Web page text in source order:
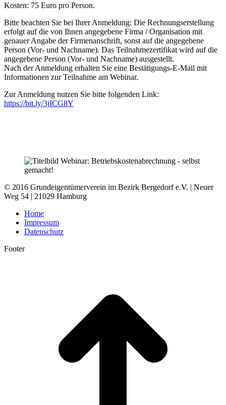
Kosten: 75 Euro pro Person.
Bitte beachten Sie bei Ihrer Anmeldung: Die Rechnungserstellung
erfolgt auf die von Ihnen angegebene Firma / Organisation mit
genauer Angabe der Firmenanschrift, sonst auf die angegebene
Person (Vor- und Nachname). Das Teilnahmezertifikat wird auf die
angegebene Person (Vor- und Nachname) ausgestellt.
Nach der Anmeldung erhalten Sie eine Bestätigungs-E-Mail mit
Informationen zur Teilnahme am Webinar.
Zur Anmeldung nutzen Sie bitte folgenden Link:
https://bit.ly/3jICG8Y
© 2016 Grundeigentümerverein im Bezirk Bergedorf e.V. | Neuer
Weg 54 | 21029 Hamburg
Home
Impressum
Datenschutz
Footer